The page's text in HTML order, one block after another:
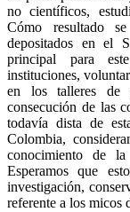
no científicos,
Cómo resultado
depositados en el
principal para
instituciones,
en los talleres de
consecución de las
todavía dista de
Colombia,
conocimiento de
Esperamos que
investigación,
referente a los micos